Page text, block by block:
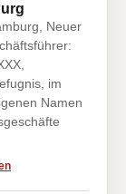
Neuer
im
Namen